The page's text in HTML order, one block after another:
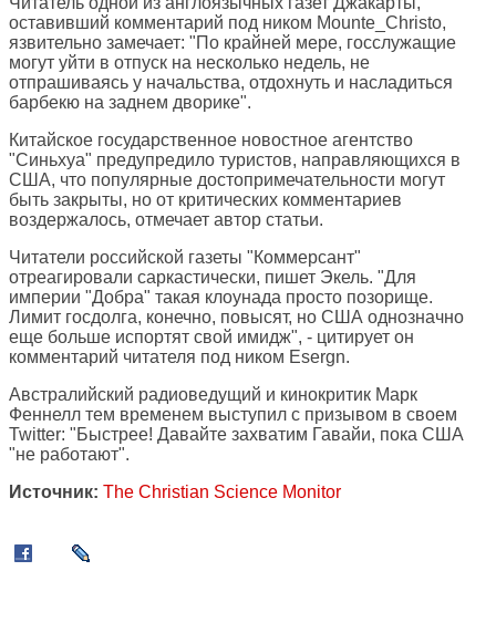
оставивший комментарий под ником Mounte_Christo,
язвительно замечает: "По крайней мере, госслужащие
могут уйти в отпуск на несколько недель, не
отпрашиваясь у начальства, отдохнуть и насладиться
барбекю на заднем дворике".
Китайское государственное новостное агентство
"Синьхуа" предупредило туристов, направляющихся в
США, что популярные достопримечательности могут
быть закрыты, но от критических комментариев
воздержалось, отмечает автор статьи.
Читатели российской газеты "Коммерсант"
отреагировали саркастически, пишет Экель. "Для
империи "Добра" такая клоунада просто позорище.
Лимит госдолга, конечно, повысят, но США однозначно
еще больше испортят свой имидж", - цитирует он
комментарий читателя под ником Esergn.
Австралийский радиоведущий и кинокритик Марк
Феннелл тем временем выступил с призывом в своем
Twitter: "Быстрее! Давайте захватим Гавайи, пока США
"не работают".
Источник: The Christian Science Monitor